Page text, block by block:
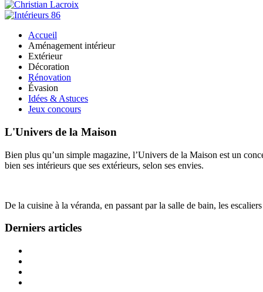
Accueil
Aménagement intérieur
Extérieur
Décoration
Rénovation
Évasion
Idées & Astuces
Jeux concours
L'Univers de la Maison
Bien plus qu’un simple magazine, l’Univers de la Maison est un
bien ses intérieurs que ses extérieurs, selon ses envies.
De la cuisine à la véranda, en passant par la salle de bain, les
Derniers articles